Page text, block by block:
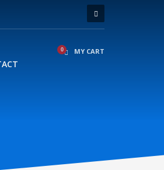
MY CART